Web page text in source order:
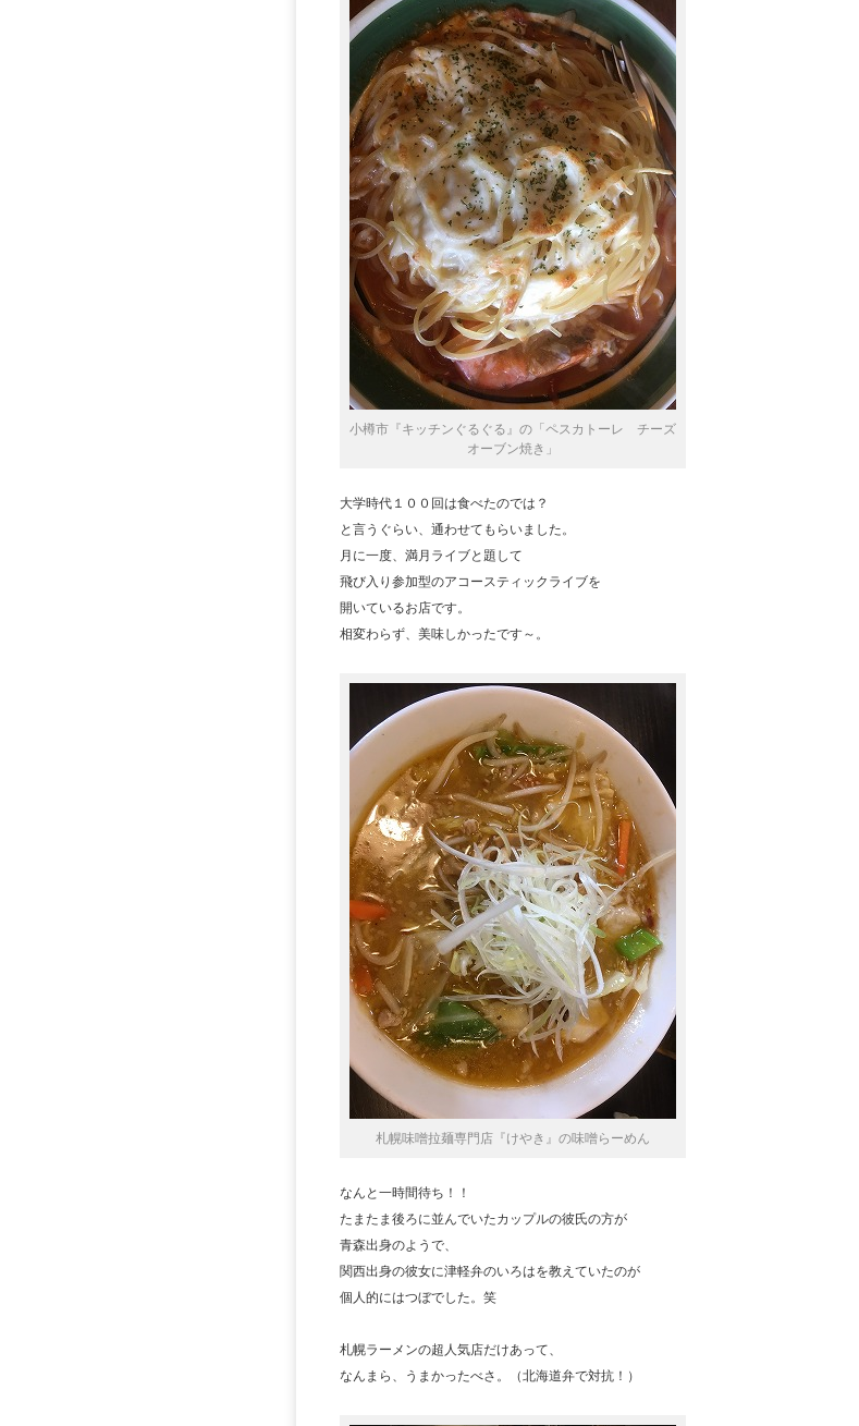
小樽市『キッチンぐるぐる』の「ペスカトーレ チーズ
オーブン焼き」
大学時代１００回は食べたのでは？
と言うぐらい、通わせてもらいました。
月に一度、満月ライブと題して
飛び入り参加型のアコースティックライブを
開いているお店です。
相変わらず、美味しかったです～。
札幌味噌拉麺専門店『けやき』の味噌らーめん
なんと一時間待ち！！
たまたま後ろに並んでいたカップルの彼氏の方が
青森出身のようで、
関西出身の彼女に津軽弁のいろはを教えていたのが
個人的にはつぼでした。笑
札幌ラーメンの超人気店だけあって、
なんまら、うまかったべさ。（北海道弁で対抗！）